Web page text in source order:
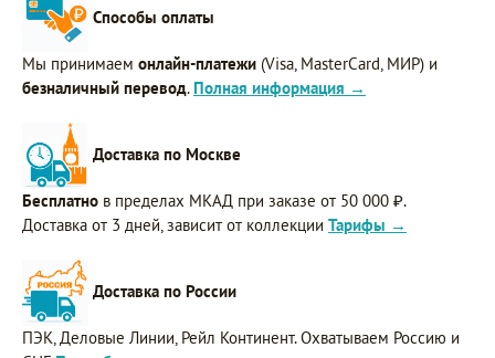
Способы оплаты
Мы принимаем онлайн-платежи (Visa, MasterCard, МИР) и
безналичный перевод. Полная информация →
Доставка по Москве
Бесплатно в пределах МКАД при заказе от 50 000 ₽.
Доставка от 3 дней, зависит от коллекции Тарифы →
Доставка по России
ПЭК, Деловые Линии, Рейл Континент. Охватываем Россию и